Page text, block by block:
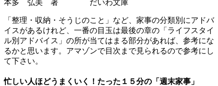
本多 弘美 著 だいわ文庫
「整理・収納・そうじのこと」など、家事の分類別にアドバ
イスがあるけれど、一番の目玉は最後の章の「ライフスタイ
ル別アドバイス」の所が当てはまる部分があれば、参考にな
るかと思います。アマゾンで目次まで見られるので参考にし
て下さい。
忙しい人ほどうまくいく！たった１５分の「週末家事」